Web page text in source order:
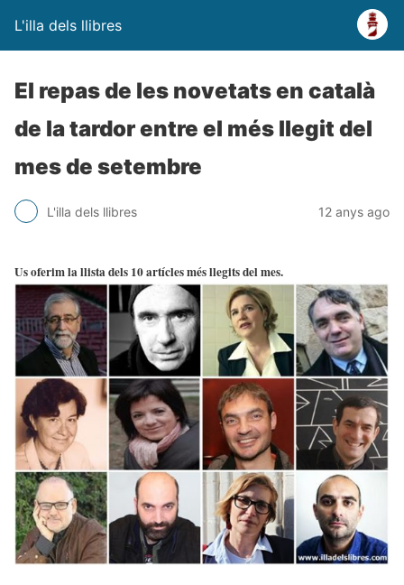
L'illa dels llibres
El repas de les novetats en català
de la tardor entre el més llegit del
mes de setembre
L'illa dels llibres 12 anys ago
Us oferim la llista dels 10 artícles més llegits del mes.